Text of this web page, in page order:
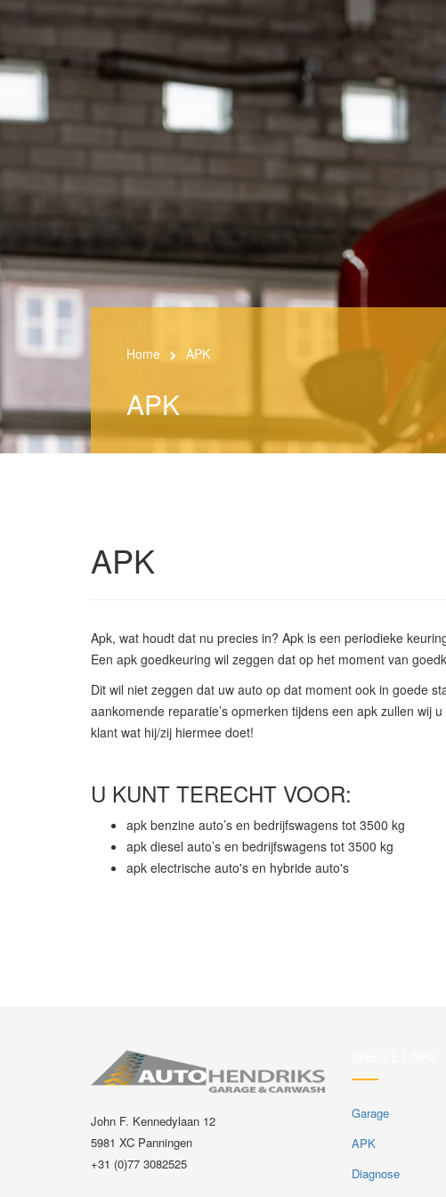
Home APK
APK
APK
Apk, wat houdt dat nu precies in? Apk is een periodieke
Een apk goedkeuring wil zeggen dat op het moment van
Dit wil niet zeggen dat uw auto op dat moment ook in goede
aankomende reparatie’s opmerken tijdens een apk zullen wij
klant wat hij/zij hiermee doet!
U KUNT TERECHT VOOR:
apk benzine auto’s en bedrijfswagens tot 3500 kg
apk diesel auto’s en bedrijfswagens tot 3500 kg
apk electrische auto's en hybride auto's
John F. Kennedylaan 12
5981 XC Panningen
+31 (0)77 3082525
Garage
APK
Diagnose